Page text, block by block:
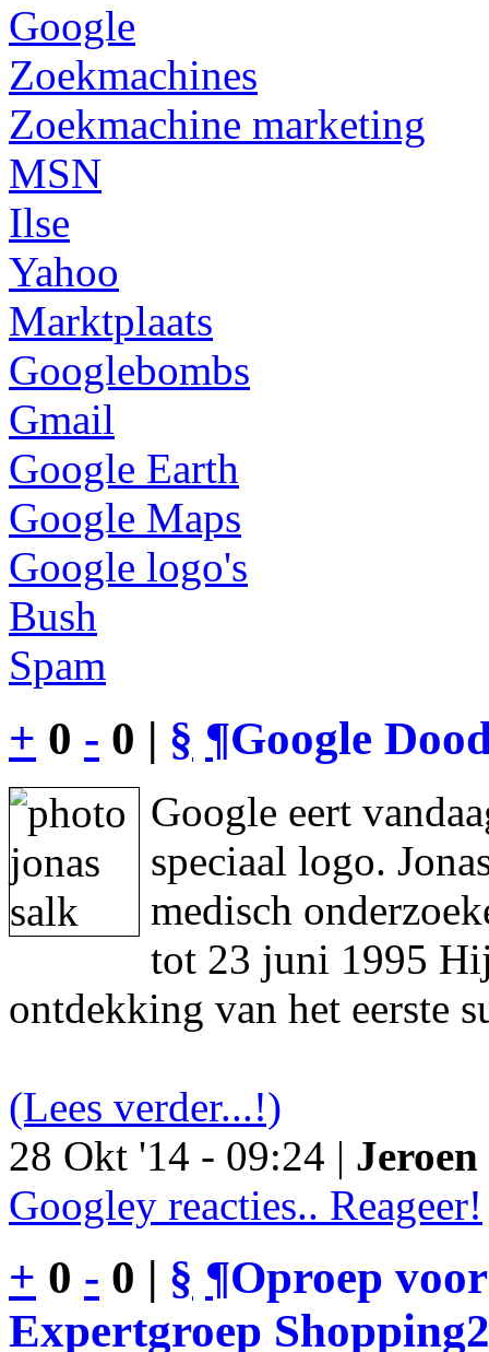
Google
Zoekmachines
Zoekmachine marketing
MSN
Ilse
Yahoo
Marktplaats
Googlebombs
Gmail
Google Earth
Google Maps
Google logo's
Bush
Spam
+ 0 - 0 | § ¶Google
Google eert
speciaal logo.
medisch
tot 23 juni 1995
ontdekking van het eerste
(Lees verder...!)
28 Okt '14 - 09:24 |
Googley reacties.. Reageer!
+ 0 - 0 | § ¶Oproep
Expertgroep